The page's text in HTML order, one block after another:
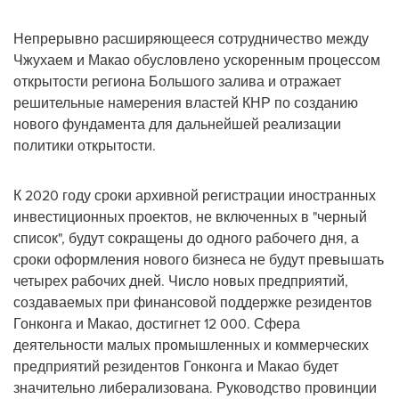
Непрерывно расширяющееся сотрудничество между
Чжухаем и Макао обусловлено ускоренным процессом
открытости региона Большого залива и отражает
решительные намерения властей КНР по созданию
нового фундамента для дальнейшей реализации
политики открытости.
К 2020 году сроки архивной регистрации иностранных
инвестиционных проектов, не включенных в "черный
список", будут сокращены до одного рабочего дня, а
сроки оформления нового бизнеса не будут превышать
четырех рабочих дней. Число новых предприятий,
создаваемых при финансовой поддержке резидентов
Гонконга и Макао, достигнет 12 000. Сфера
деятельности малых промышленных и коммерческих
предприятий резидентов Гонконга и Макао будет
значительно либерализована. Руководство провинции